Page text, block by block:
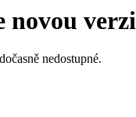
novou verzi
nedostupné.